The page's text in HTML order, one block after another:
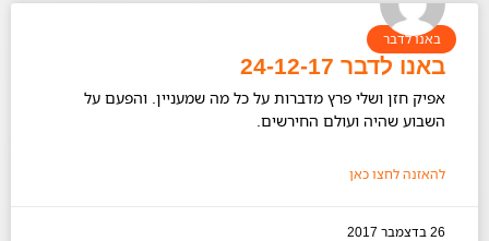
באנו לדבר
באנו לדבר 24-12-17
אפיק חזן ושלי פרץ מדברות על כל מה שמעניין. והפעם על
השבוע שהיה ועולם החירשים.
להאזנה לחצו כאן
26 בדצמבר 2017